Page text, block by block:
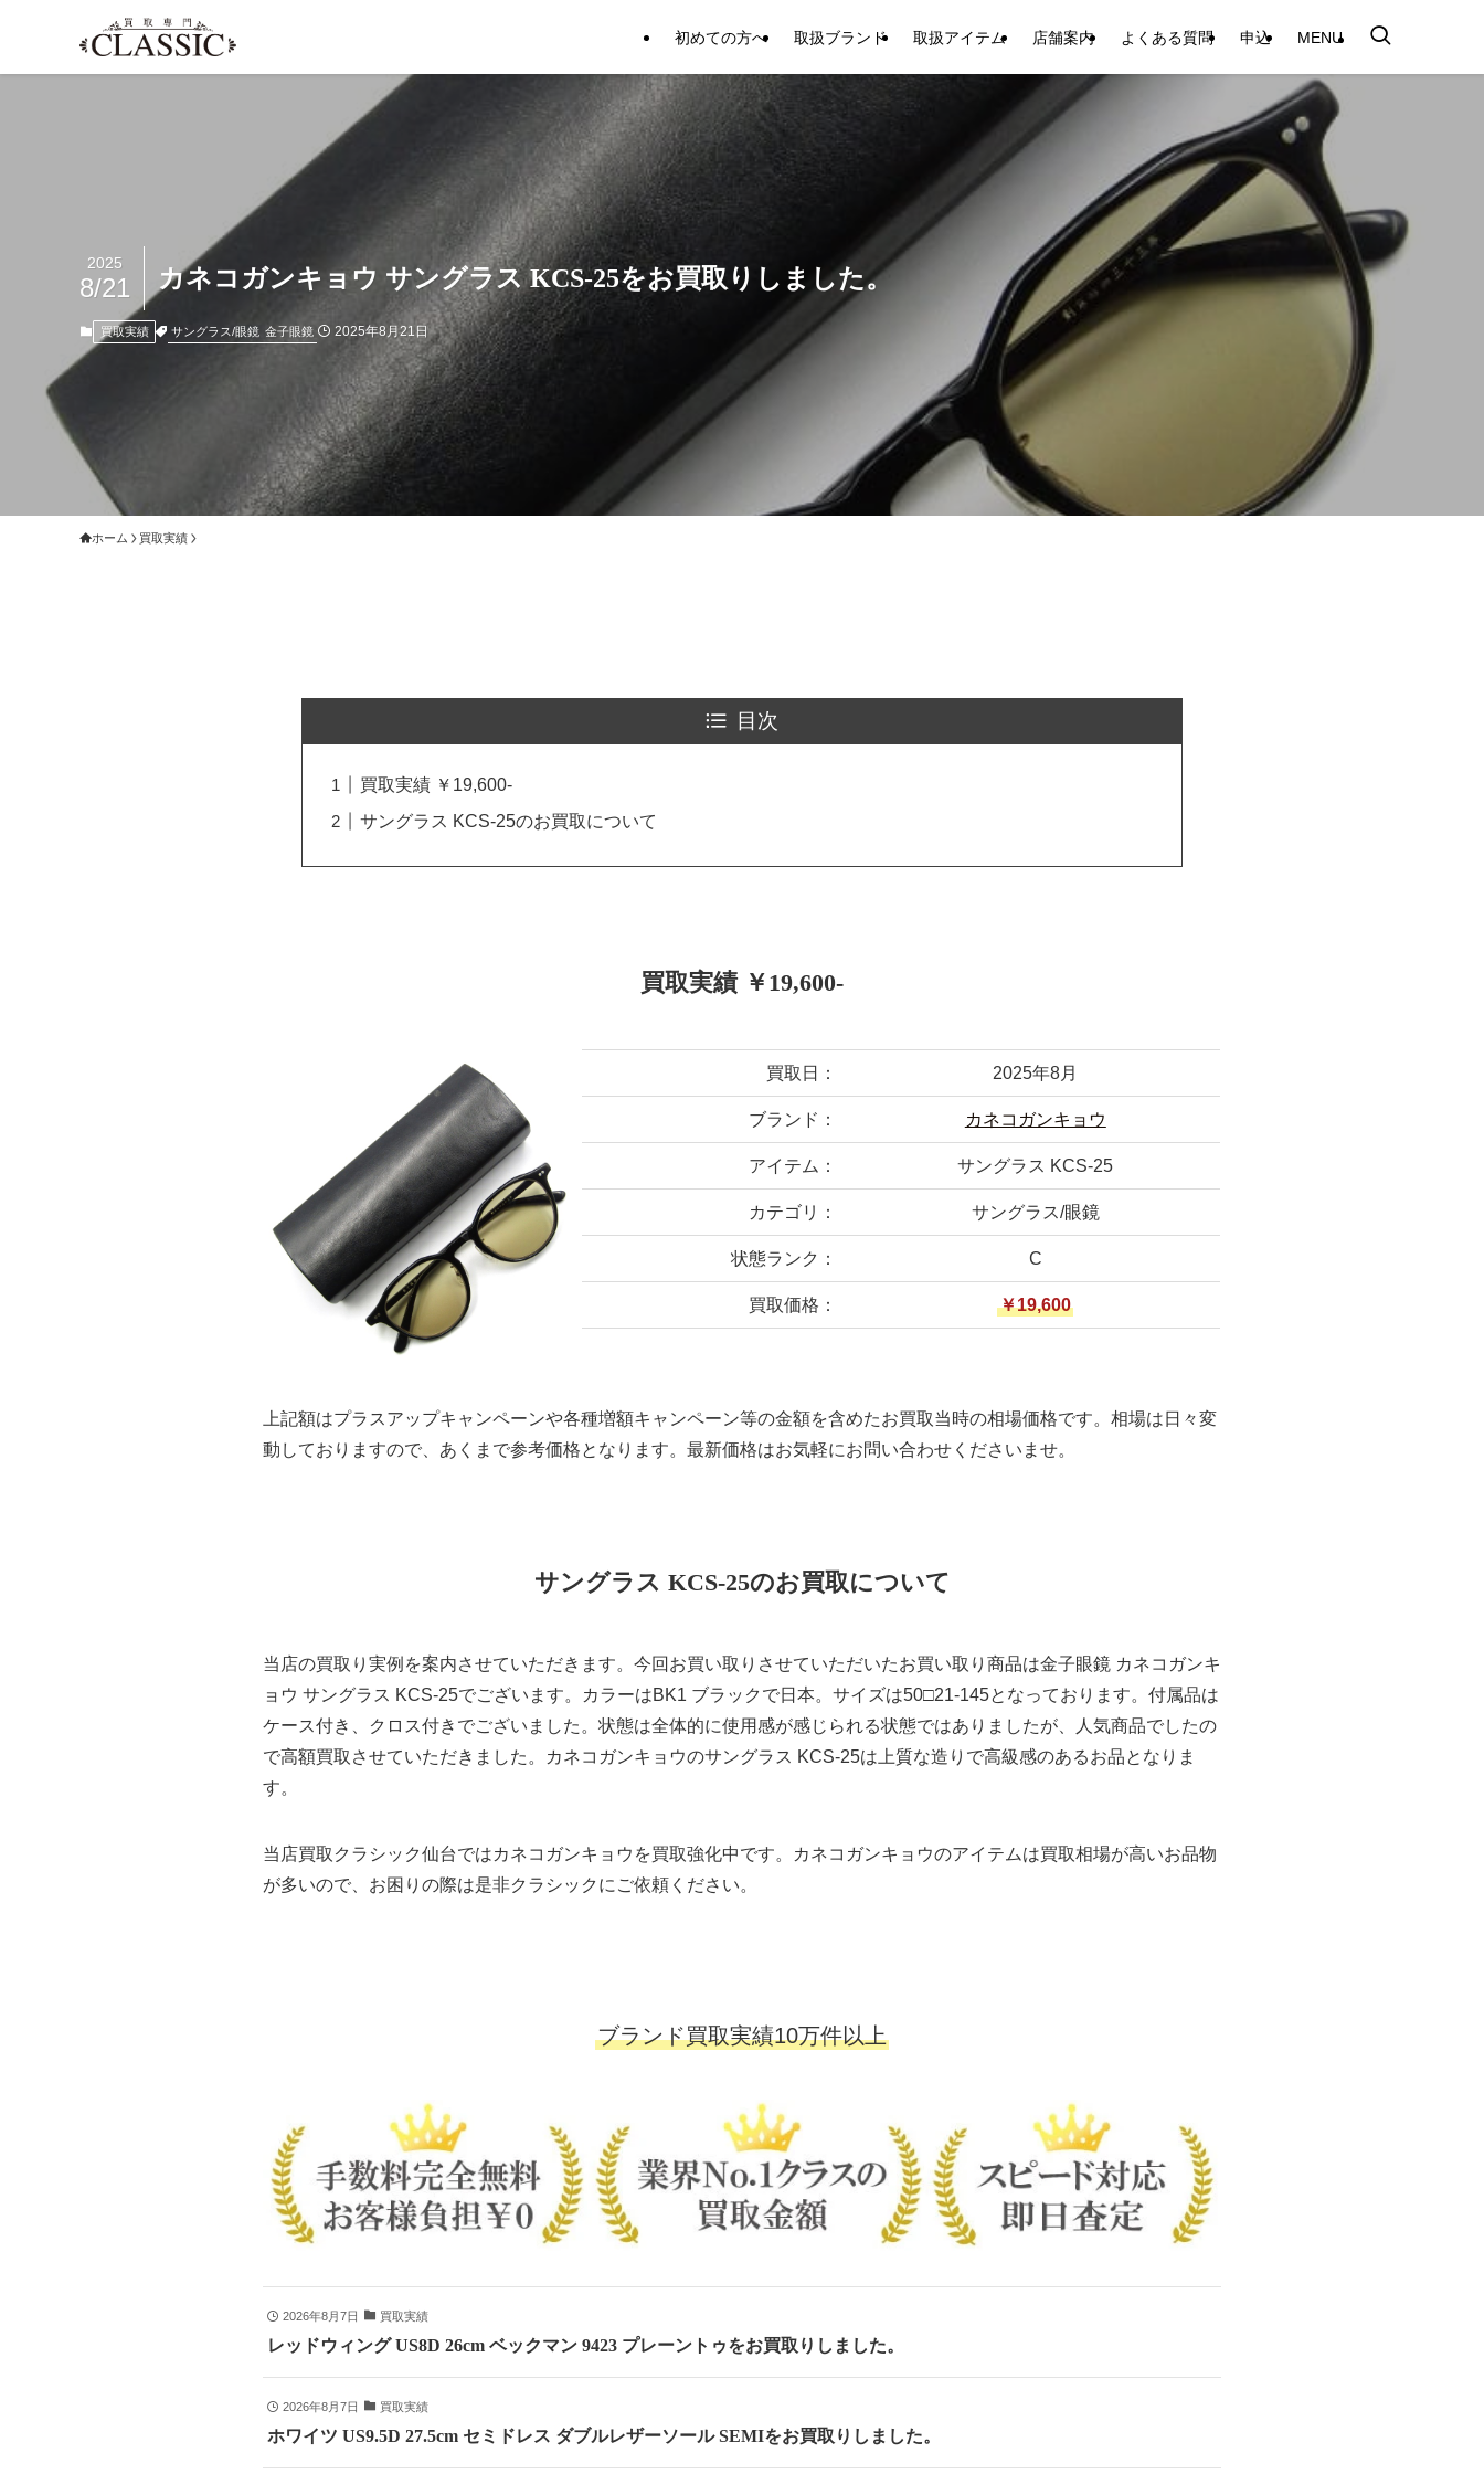
初めての方へ 取扱ブランド 取扱アイテム 店舗案内 よくある質問 申込 MENU
カネコガンキョウ サングラス KCS-25をお買取りしました。
2025
8/21
買取実績 サングラス/眼鏡 金子眼鏡 2025年8月21日
ホーム 買取実績
目次
買取実績 ￥19,600-
サングラス KCS-25のお買取について
買取実績 ￥19,600-
買取日： 2025年8月
ブランド： カネコガンキョウ
アイテム： サングラス KCS-25
カテゴリ： サングラス/眼鏡
状態ランク： C
買取価格： ￥19,600
上記額はプラスアップキャンペーンや各種増額キャンペーン等の金額を含めたお買取当時の相場価格です。相場は日々変
動しておりますので、あくまで参考価格となります。最新価格はお気軽にお問い合わせくださいませ。
サングラス KCS-25のお買取について
当店の買取り実例を案内させていただきます。今回お買い取りさせていただいたお買い取り商品は金子眼鏡 カネコガンキ
ョウ サングラス KCS-25でございます。カラーはBK1 ブラックで日本。サイズは50□21-145となっております。付属品は
ケース付き、クロス付きでございました。状態は全体的に使用感が感じられる状態ではありましたが、人気商品でしたの
で高額買取させていただきました。カネコガンキョウのサングラス KCS-25は上質な造りで高級感のあるお品となりま
す。
当店買取クラシック仙台ではカネコガンキョウを買取強化中です。カネコガンキョウのアイテムは買取相場が高いお品物
が多いので、お困りの際は是非クラシックにご依頼ください。
ブランド買取実績10万件以上
2026年8月7日 買取実績
レッドウィング US8D 26cm ベックマン 9423 プレーントゥをお買取りしました。
2026年8月7日 買取実績
ホワイツ US9.5D 27.5cm セミドレス ダブルレザーソール SEMIをお買取りしました。